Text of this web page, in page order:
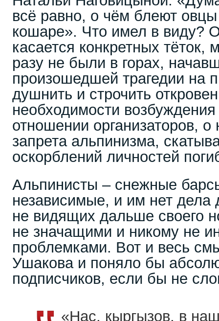
всё равно, о чём блеют
кошаре». Что имел в виду?
касается конкретных тёток,
разу не были в горах,
произошедшей трагедии на
душнить и строчить
необходимости
отношении организаторов, о
запрета альпинизма,
оскорблений личностей
Альпинисты – снежные
независимые, и им нет дела
не видящих дальше своего
не значащими и никому не
проблемками. Вот и весь
Ушакова и поняло бы
подписчиков, если бы не
«Нас, кыргызов, в